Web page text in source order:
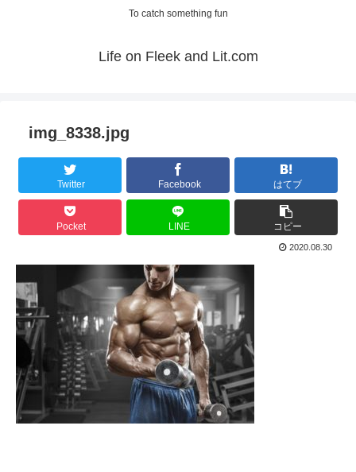
To catch something fun
Life on Fleek and Lit.com
img_8338.jpg
Twitter Facebook はてブ
Pocket LINE コピー
2020.08.30